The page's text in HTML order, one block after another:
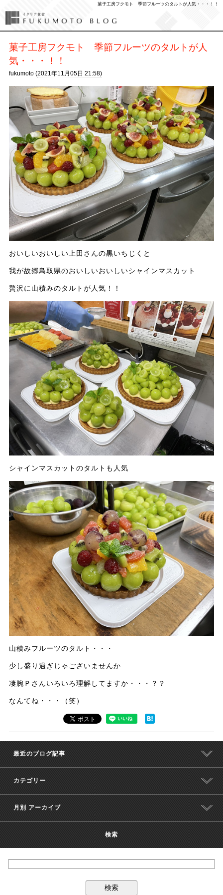
菓子工房フクモト 季節フルーツのタルトが人気・・・！！
菓子工房フクモト 季節フルーツのタルトが人
気・・・！！
fukumoto (2021年11月05日 21:58)
おいしいおいしい上田さんの黒いちじくと
我が故郷鳥取県のおいしいおいしいシャインマスカット
贅沢に山積みのタルトが人気！！
シャインマスカットのタルトも人気
山積みフルーツのタルト・・・
少し盛り過ぎじゃございませんか
凄腕Ｐさんいろいろ理解してますか・・・？？
なんてね・・・（笑）
最近のブログ記事
カテゴリー
月別 アーカイブ
検索